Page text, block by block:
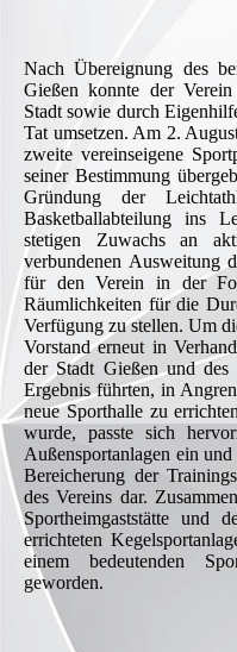
Nach Übereignung des
Gießen konnte der
Stadt sowie durch
Tat umsetzen. Am 2.
zweite vereinseigene
seiner Bestimmung
Gründung der
Basketballabteilung ins
stetigen Zuwachs an
verbundenen Ausweitung
für den Verein in der
Räumlichkeiten für die
Verfügung zu stellen. Um
Vorstand erneut in
der Stadt Gießen und
Ergebnis führten, in
neue Sporthalle zu
wurde, passte sich
Außensportanlagen ein
Bereicherung der
des Vereins dar.
Sportheimgaststätte und
errichteten
einem bedeutenden
geworden.